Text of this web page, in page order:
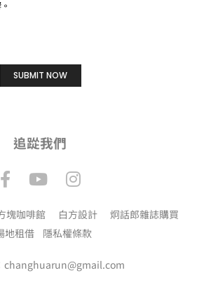
追踨我們
塊咖啡館白方設計 炯話郎雜誌購買
地租借隱私權條款
changhuarun@gmail.com